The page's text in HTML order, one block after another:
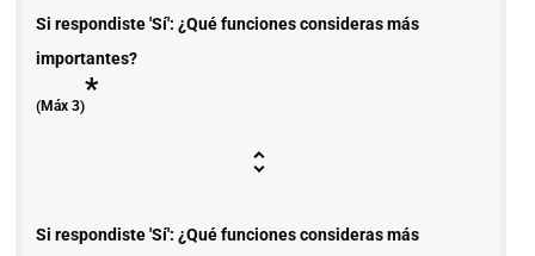
Si respondiste 'Sí': ¿Qué funciones consideras más
importantes?
(Máx 3)*
Si respondiste 'Sí': ¿Qué funciones consideras más